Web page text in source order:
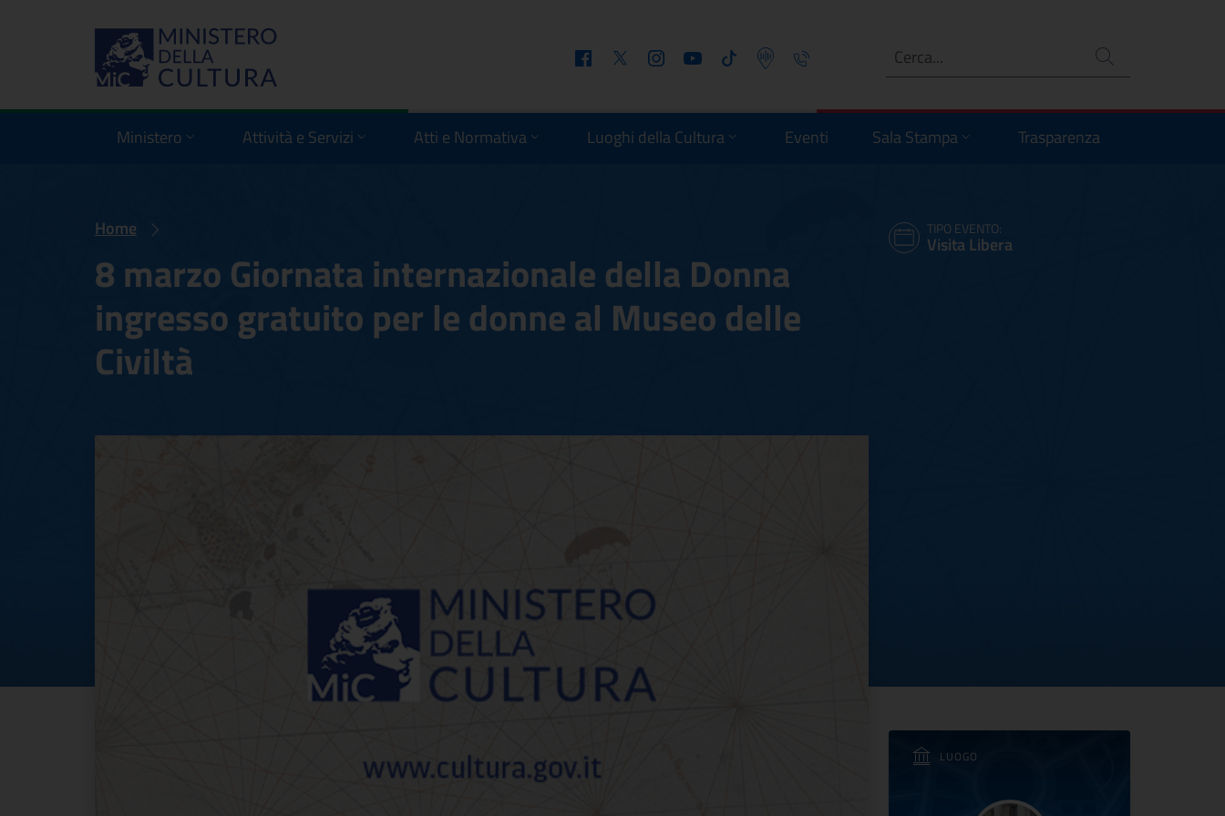
FacebookTwitter InstagramYoutube Tiktok Podcast Telefono Ricerca
Ministero Attività e Servizi Atti e Normativa Luoghi della Cultura Eventi Sala Stampa Trasparenza
Home
8 marzo Giornata internazionale della Donna
ingresso gratuito per le donne al Museo delle
Civiltà
TIPO EVENTO:
Visita Libera
LUOGO